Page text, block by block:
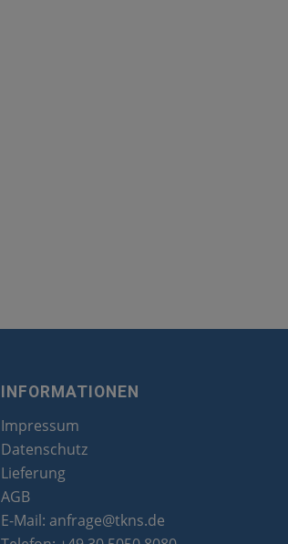
INFORMATIONEN
Impressum
Datenschutz
Lieferung
AGB
E-Mail: anfrage@tkns.de